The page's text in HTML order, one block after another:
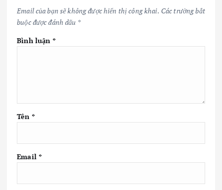
Email của bạn sẽ không được hiển thị công khai. Các trường bắt
buộc được đánh dấu *
Bình luận *
Tên *
Email *